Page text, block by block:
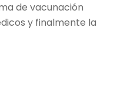
de vacunación
y finalmente la